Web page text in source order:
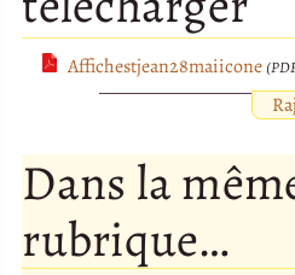
Affichestjean28maiicone
Dans la
rubrique…